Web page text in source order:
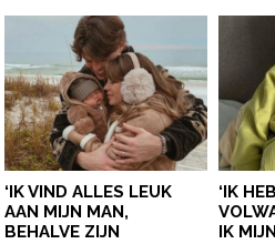
‘IK VIND ALLES LEUK
AAN MIJN MAN,
BEHALVE ZIJN
‘IK
IK